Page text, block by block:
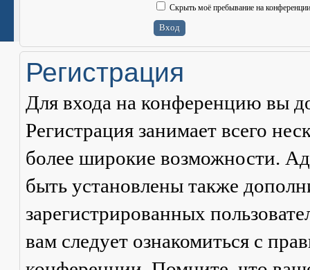
Скрыть моё пребывание на
Регистрация
Для входа на конференцию вы
Регистрация занимает всего
более широкие возможности.
быть установлены также
зарегистрированных
вам следует ознакомиться с